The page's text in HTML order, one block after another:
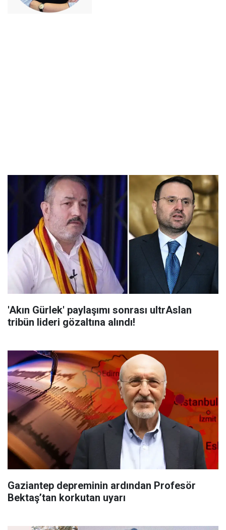
'Akın Gürlek' paylaşımı sonrası ultrAslan
tribün lideri gözaltına alındı!
Gaziantep depreminin ardından Profesör
Bektaş’tan korkutan uyarı